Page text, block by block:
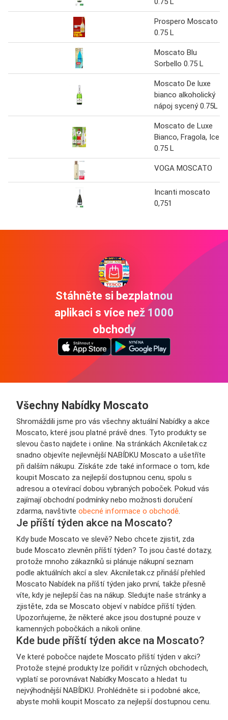
Prospero Moscato
0.75 L
Moscato Blu
Sorbello 0.75 L
Moscato De luxe
bianco alkoholický
nápoj sycený 0.75L
Moscato de Luxe
Bianco, Fragola, Ice
0.75 L
VOGA MOSCATO
Incanti moscato
0,751
Stáhněte si bezplatnou
aplikaci s více než 1000
obchody
Všechny Nabídky Moscato
Shromáždili jsme pro vás všechny aktuální Nabídky a akce
Moscato, které jsou platné právě dnes. Tyto produkty se
slevou často najdete i online. Na stránkách Akcniletak.cz
snadno objevíte nejlevnější NABÍDKU Moscato a ušetříte
při dalším nákupu. Získáte zde také informace o tom, kde
koupit Moscato za nejlepší dostupnou cenu, spolu s
adresou a otevírací dobou vybraných poboček. Pokud vás
zajímají obchodní podmínky nebo možnosti doručení
zdarma, navštivte obecné informace o obchodě
Je příští týden akce na Moscato?
Kdy bude Moscato ve slevě? Nebo chcete zjistit, zda
bude Moscato zlevněn příští týden? To jsou časté dotazy,
protože mnoho zákazníků si plánuje nákupní seznam
podle aktuálních akcí a slev. Akcniletak.cz přináší přehled
Moscato Nabídek na příští týden jako první, takže přesně
víte, kdy je nejlepší čas na nákup. Sledujte naše stránky a
zjistěte, zda se Moscato objeví v nabídce příští týden.
Upozorňujeme, že některé akce jsou dostupné pouze v
kamenných pobočkách a nikoli online.
Kde bude příští týden akce na Moscato?
Ve které pobočce najdete Moscato příští týden v akci?
Protože stejné produkty lze pořídit v různých obchodech,
vyplatí se porovnávat Nabídky Moscato a hledat tu
nejvýhodnější NABÍDKU. Prohlédněte si i podobné akce,
abyste mohli koupit Moscato za nejlepší dostupnou cenu.